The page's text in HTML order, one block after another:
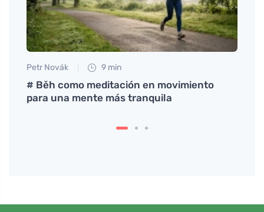
Petr Novák 9 min
# Běh como meditación en movimiento
para una mente más tranquila